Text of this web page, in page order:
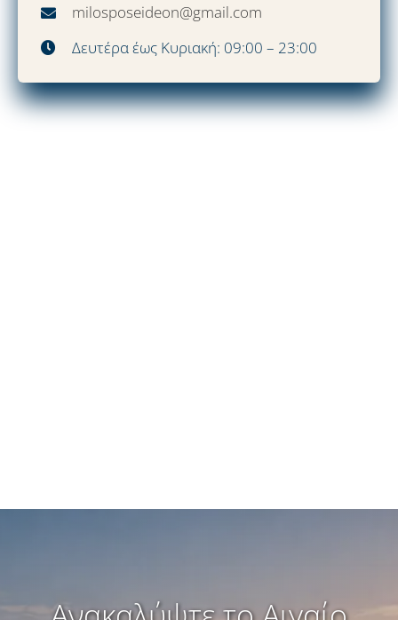
milosposeideon@gmail.com
Δευτέρα έως Κυριακή: 09:00 – 23:00